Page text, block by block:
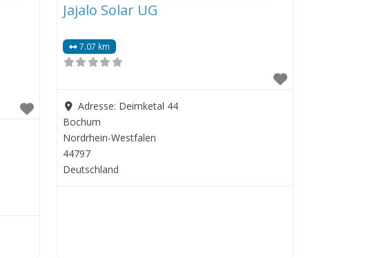
Jajalo Solar UG
7.07 km
Adresse: Deimketal 44
Bochum
Nordrhein-Westfalen
44797
Deutschland